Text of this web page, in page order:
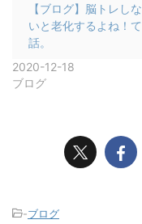
【ブログ】脳トレしな
いと老化するよね！て
話。
2020-12-18
ブログ
-ブログ